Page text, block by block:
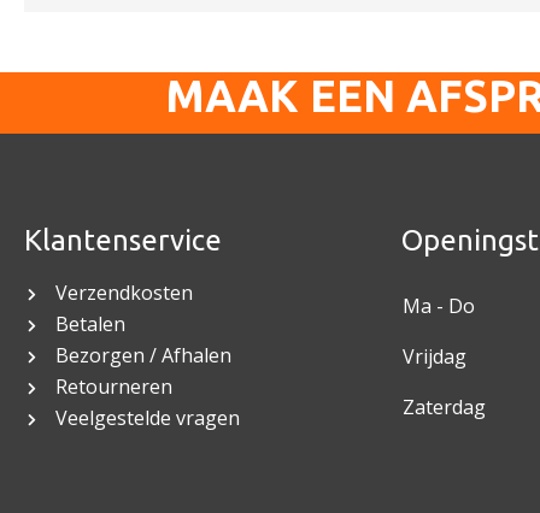
MAAK EEN
Klantenservice
Verzendkosten
Betalen
Bezorgen / Afhalen
Retourneren
Veelgestelde vragen
Ma - Do
Vrijdag
Zaterdag